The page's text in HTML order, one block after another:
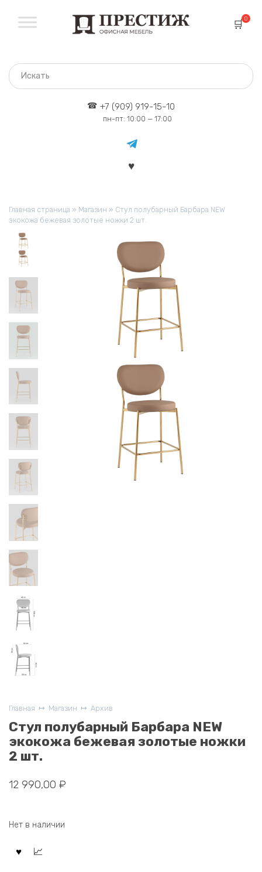
содержанию
0
+7 (909) 919-15-10
пн-пт: 10:00 — 17:00
Главная страница » Магазин » Стул полубарный Барбара NEW
экокожа бежевая золотые ножки 2 шт.
Главная Магазин Архив
Стул полубарный Барбара NEW
экокожа бежевая золотые ножки
2 шт.
12 990,00 ₽
Нет в наличии